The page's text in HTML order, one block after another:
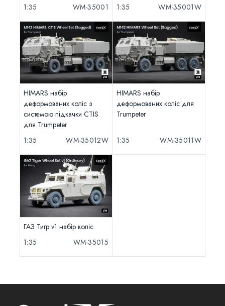
1:35
WM-35001
1:35
WM-35001W
HIMARS набір
деформованих коліс з
системою підкачки CTIS
для Trumpeter
1:35
WM-35012W
HIMARS набір
деформованих коліс для
Trumpeter
1:35 WM-35011W
ГАЗ Тигр v1 набір коліс
1:35
WM-35015